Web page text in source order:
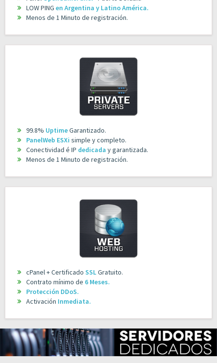
LOW PING en Argentina y Latino América.
Menos de 1 Minuto de registración.
99.8% UptimeGarantizado.
PanelWeb ESXi simple y completo.
Conectividad é IP dedicada y garantizada.
Menos de 1 Minuto de registración.
cPanel + Certificado SSLGratuito.
Contrato mínimo de 6 Meses.
Protección DDoS.
Activación Inmediata.